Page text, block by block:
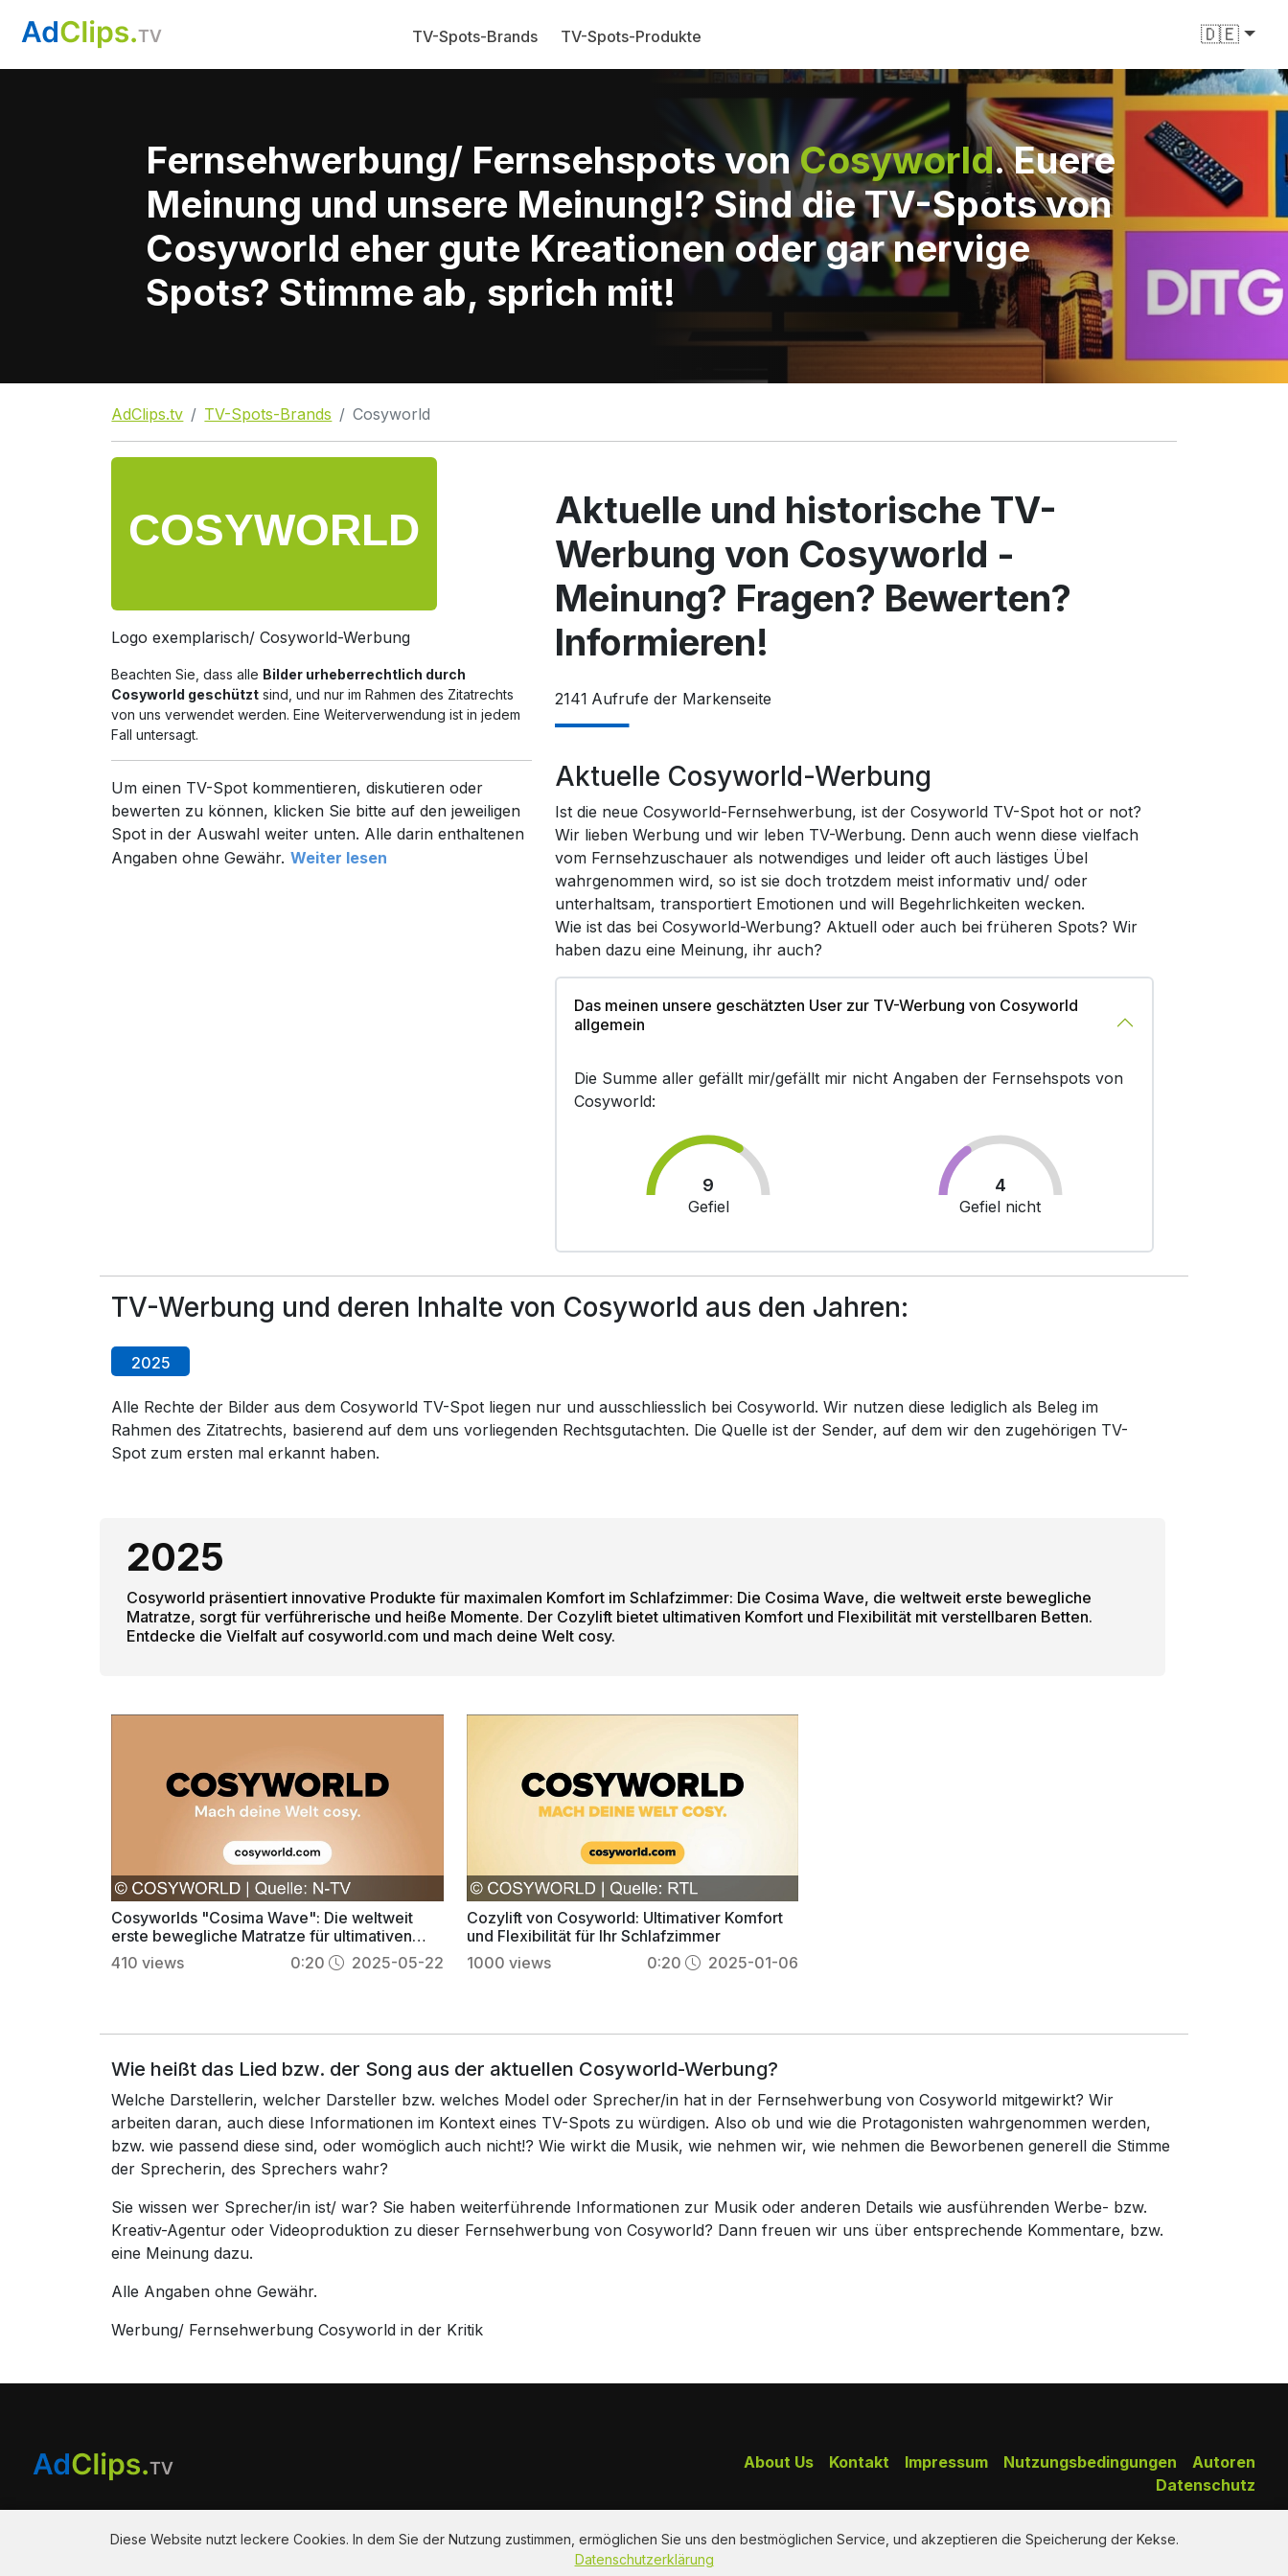
Diese Website nutzt leckere Cookies. In dem Sie der Nutzung zustimmen, ermöglichen Sie uns den bestmöglichen Service, und akzeptieren die Speicherung der Kekse.
Datenschutzerklärung
TV-Spots-Brands TV-Spots-Produkte 🇩🇪
Fernsehwerbung/ Fernsehspots vonCosyworld. Euere
Meinung und unsere Meinung!? Sind die TV-Spots von
Cosyworld eher gute Kreationen oder gar nervige
Spots? Stimme ab, sprich mit!
AdClips.tv TV-Spots-Brands Cosyworld
Logo exemplarisch/ Cosyworld-Werbung
Beachten Sie, dass alle Bilder urheberrechtlich durch
Cosyworld geschützt sind, und nur im Rahmen des Zitatrechts
von uns verwendet werden. Eine Weiterverwendung ist in jedem
Fall untersagt.
Um einen TV-Spot kommentieren, diskutieren oder
bewerten zu können, klicken Sie bitte auf den jeweiligen
Spot in der Auswahl weiter unten. Alle darin enthaltenen
Angaben ohne Gewähr. Weiter lesen
Aktuelle und historische TV-
Werbung von Cosyworld -
Meinung? Fragen? Bewerten?
Informieren!
2141 Aufrufe der Markenseite
Aktuelle Cosyworld-Werbung
Ist die neue Cosyworld-Fernsehwerbung, ist der Cosyworld TV-Spot hot or not?
Wir lieben Werbung und wir leben TV-Werbung. Denn auch wenn diese vielfach
vom Fernsehzuschauer als notwendiges und leider oft auch lästiges Übel
wahrgenommen wird, so ist sie doch trotzdem meist informativ und/ oder
unterhaltsam, transportiert Emotionen und will Begehrlichkeiten wecken.
Wie ist das bei Cosyworld-Werbung? Aktuell oder auch bei früheren Spots? Wir
haben dazu eine Meinung, ihr auch?
Das meinen unsere geschätzten User zur TV-Werbung von Cosyworld
allgemein
Die Summe aller gefällt mir/gefällt mir nicht Angaben der Fernsehspots von
Cosyworld:
9
Gefiel
4
Gefiel nicht
TV-Werbung und deren Inhalte von Cosyworld aus den Jahren:
2025
Alle Rechte der Bilder aus dem Cosyworld TV-Spot liegen nur und ausschliesslich bei Cosyworld. Wir nutzen diese lediglich als Beleg im
Rahmen des Zitatrechts, basierend auf dem uns vorliegenden Rechtsgutachten. Die Quelle ist der Sender, auf dem wir den zugehörigen TV-
Spot zum ersten mal erkannt haben.
2025
Cosyworld präsentiert innovative Produkte für maximalen Komfort im Schlafzimmer: Die Cosima Wave, die weltweit erste bewegliche
Matratze, sorgt für verführerische und heiße Momente. Der Cozylift bietet ultimativen Komfort und Flexibilität mit verstellbaren Betten.
Entdecke die Vielfalt auf cosyworld.com und mach deine Welt cosy.
Cosyworlds "Cosima Wave": Die weltweit
erste bewegliche Matratze für ultimativen
Schlafkomfort!
410 views 0:20 2025-05-22
Cozylift von Cosyworld: Ultimativer Komfort
und Flexibilität für Ihr Schlafzimmer
1000 views 0:20 2025-01-06
Wie heißt das Lied bzw. der Song aus der aktuellen Cosyworld-Werbung?
Welche Darstellerin, welcher Darsteller bzw. welches Model oder Sprecher/in hat in der Fernsehwerbung von Cosyworld mitgewirkt? Wir
arbeiten daran, auch diese Informationen im Kontext eines TV-Spots zu würdigen. Also ob und wie die Protagonisten wahrgenommen werden,
bzw. wie passend diese sind, oder womöglich auch nicht!? Wie wirkt die Musik, wie nehmen wir, wie nehmen die Beworbenen generell die Stimme
der Sprecherin, des Sprechers wahr?
Sie wissen wer Sprecher/in ist/ war? Sie haben weiterführende Informationen zur Musik oder anderen Details wie ausführenden Werbe- bzw.
Kreativ-Agentur oder Videoproduktion zu dieser Fernsehwerbung von Cosyworld? Dann freuen wir uns über entsprechende Kommentare, bzw.
eine Meinung dazu.
Alle Angaben ohne Gewähr.
Werbung/ Fernsehwerbung Cosyworld in der Kritik
Am Hausacker 7 , 85461 Bockhorn
info@adclips.tv
Autoren
Nutzungsbedingungen
Impressum
Kontakt
About Us
Datenschutz
Copy Right Reserved by AdClips.TV @ 2026